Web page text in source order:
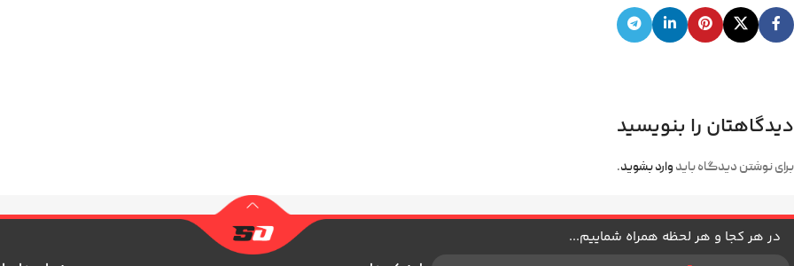
دیدگاهتان را بنویسید
برای نوشتن دیدگاه باید وارد بشوید.
در هر کجا و هر لحظه همراه شماییم...